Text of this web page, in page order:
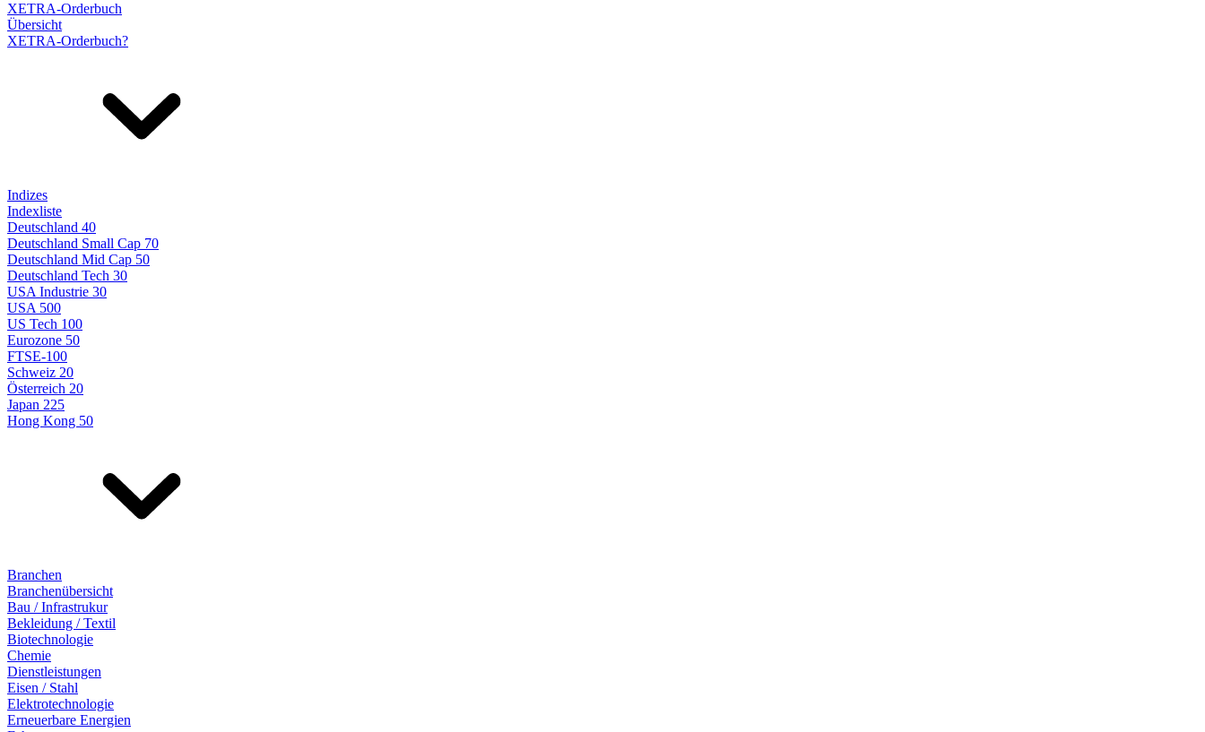
XETRA-Orderbuch
Übersicht
XETRA-Orderbuch?
Indizes
Indexliste
Deutschland 40
Deutschland Small Cap 70
Deutschland Mid Cap 50
Deutschland Tech 30
USA Industrie 30
USA 500
US Tech 100
Eurozone 50
FTSE-100
Schweiz 20
Österreich 20
Japan 225
Hong Kong 50
Branchen
Branchenübersicht
Bau / Infrastrukur
Bekleidung / Textil
Biotechnologie
Chemie
Dienstleistungen
Eisen / Stahl
Elektrotechnologie
Erneuerbare Energien